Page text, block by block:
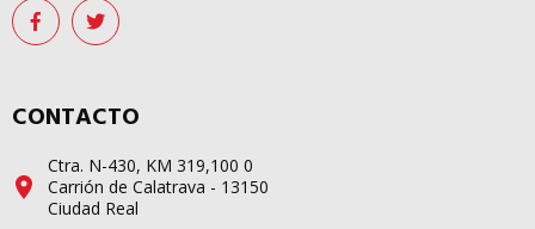
CONTACTO
Ctra. N-430, KM 319,100 0
Carrión de Calatrava - 13150
Ciudad Real